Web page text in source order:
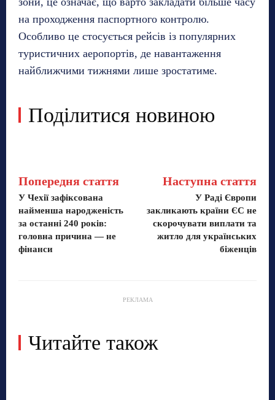
на проходження паспортного контролю.
Особливо це стосується рейсів із популярних
туристичних аеропортів, де навантаження
найближчими тижнями лише зростатиме.
Поділитися новиною
Попередня стаття
У Чехії зафіксована
найменша народженість
за останні 240 років:
головна причина — не
фінанси
Наступна стаття
У Раді Європи
закликають країни ЄС не
скорочувати виплати та
житло для українських
біженців
РЕКЛАМА
Читайте також